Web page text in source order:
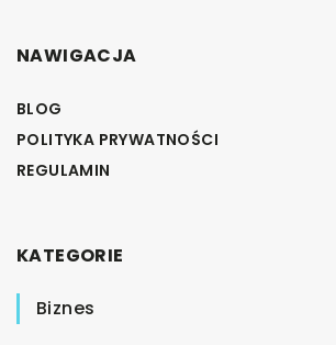
NAWIGACJA
BLOG
POLITYKA PRYWATNOŚCI
REGULAMIN
KATEGORIE
Biznes